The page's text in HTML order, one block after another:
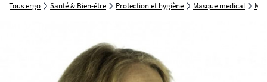
Tous ergo Santé & Bien-être Protection et hygiène Masque medical